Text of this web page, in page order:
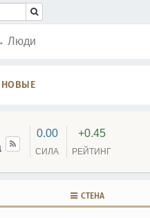
Люди
НОВЫЕ
0.00
СИЛА
+0.45
РЕЙТИНГ
СТЕНА